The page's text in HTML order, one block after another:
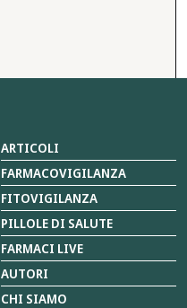
ARTICOLI
FARMACOVIGILANZA
FITOVIGILANZA
PILLOLE DI SALUTE
FARMACI LIVE
AUTORI
CHI SIAMO